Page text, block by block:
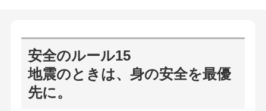
安全のルール15
地震のときは、身の安全を最優
先に。